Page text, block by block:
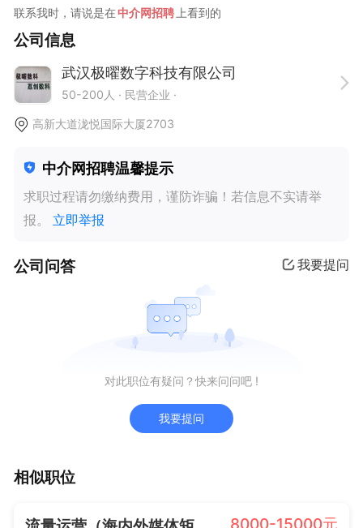
联系我时，请说是在中介网招聘 上看到的
公司信息
武汉极曜数字科技有限公司
50-200人 · 民营企业 ·
高新大道泷悦国际大厦2703
中介网招聘温馨提示
求职过程请勿缴纳费用，谨防诈骗！若信息不实请举
报。 立即举报
公司问答 我要提问
对此职位有疑问？快来问问吧 !
我要提问
相似职位
8000-15000元